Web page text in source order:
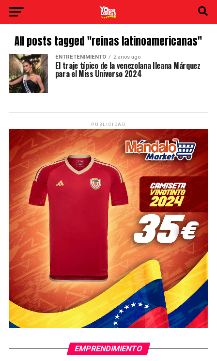
All posts tagged "reinas latinoamericanas"
ENTRETENIMIENTO 2 años ago
El traje típico de la venezolana Ileana Márquez
para el Miss Universo 2024
PUBLICIDAD
EMPRENDIMIENTO